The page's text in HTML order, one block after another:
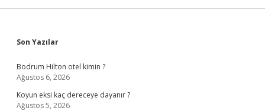
Sidebar
Son Yazılar
Bodrum Hilton otel kimin ?
Ağustos 6, 2026
Koyun eksi kaç dereceye dayanır ?
Ağustos 5, 2026